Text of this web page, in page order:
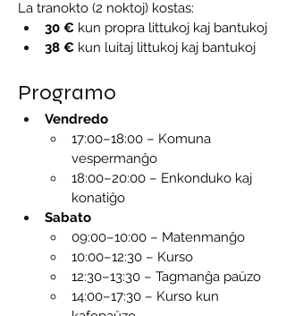
La tranokto (2 noktoj) kostas:
30 € kun propra littukoj kaj bantukoj
38 € kun luitaj littukoj kaj bantukoj
Programo
Vendredo
17:00–18:00 – Komuna
vespermanĝo
18:00–20:00 – Enkonduko kaj
konatiĝo
Sabato
09:00–10:00 – Matenmanĝo
10:00–12:30 – Kurso
12:30–13:30 – Tagmanĝa paŭzo
14:00–17:30 – Kurso kun